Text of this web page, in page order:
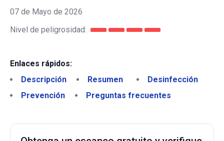
07 de Mayo de 2026
Nivel de peligrosidad:
Enlaces rápidos:
Descripción
Resumen
Desinfección
Prevención
Preguntas frecuentes